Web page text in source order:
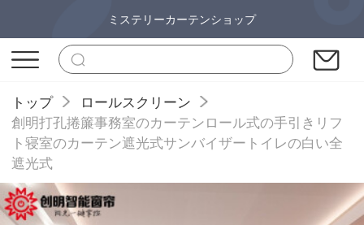
ミステリーカーテンショップ
トップ
ロールスクリーン
創明打孔捲簾事務室のカーテンロール式の手引きリフ
ト寝室のカーテン遮光式サンバイザートイレの白い全
遮光式